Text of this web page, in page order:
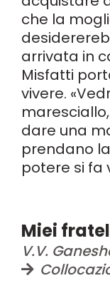
che la
arrivata in
Misfatti
vivere.
dare una
prendano
potere si fa
Miei
V.V.